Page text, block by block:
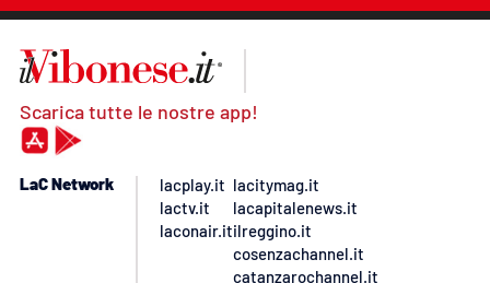
Scarica tutte le nostre app!
LaC Network
lacplay.it
lactv.it
laconair.it
lacitymag.it
lacapitalenews.it
ilreggino.it
cosenzachannel.it
catanzarochannel.it